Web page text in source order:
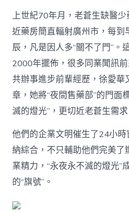
上世紀70年月，老蒼生缺醫
近藥房簡直輻射廣州市，每到
辰，凡是因人多“關不了門”。
2000年擺佈，很多同業聞訊
共辦事進步前輩經歷，徐愛華
章，她將“夜間售藥部”的門面
滅的燈光”，更切近老蒼生需求
他們的企業文明催生了24小
納綜合，不只輔助他們完美了
業精力，“永夜永不滅的燈光”
的“旗號”。